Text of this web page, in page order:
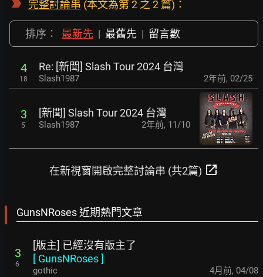
完整討論串 (本文為第 2 之 2 篇)：
排序： 最新先 | 最舊先 | 留言數
4
18
Re: [新聞] Slash Tour 2024 台灣
Slash1987 2年前, 02/25
3
5
[新聞] Slash Tour 2024 台灣
Slash1987 2年前, 11/10
在新視窗開啟完整討論串 (共2篇) open_in_new
GunsNRoses 近期熱門文章
3
6
[版主] 已經沒有版主了
[ GunsNRoses]
gothic 4月前, 04/08